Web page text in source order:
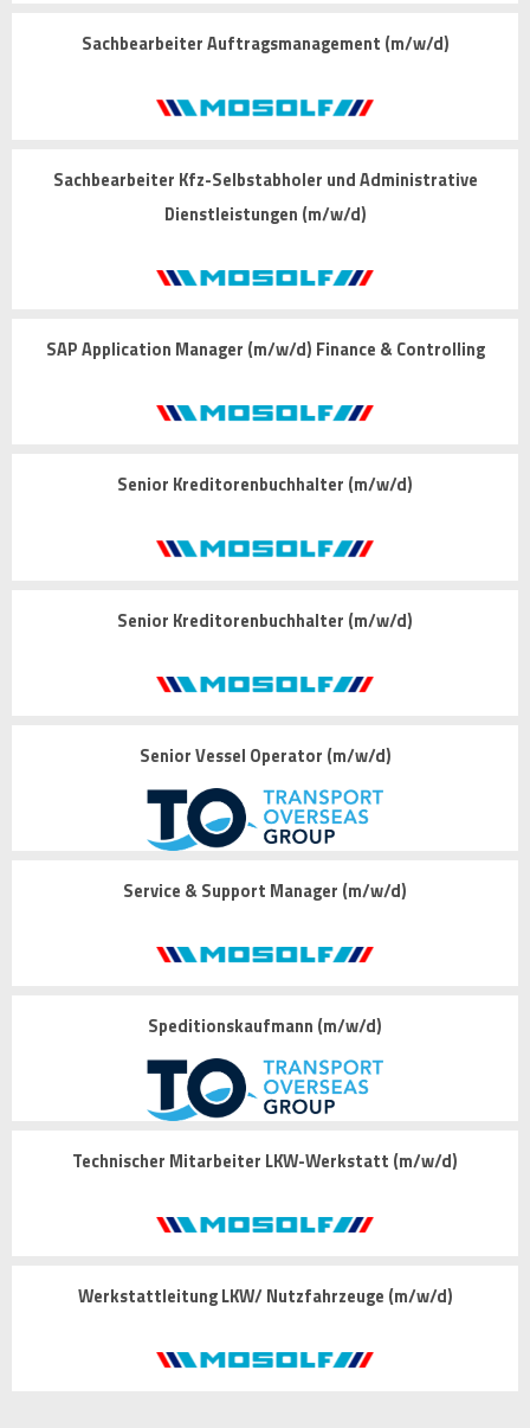
Sachbearbeiter Auftragsmanagement (m/w/d)
Sachbearbeiter Kfz-Selbstabholer und Administrative
Dienstleistungen (m/w/d)
SAP Application Manager (m/w/d) Finance & Controlling
Senior Kreditorenbuchhalter (m/w/d)
Senior Kreditorenbuchhalter (m/w/d)
Senior Vessel Operator (m/w/d)
Service & Support Manager (m/w/d)
Speditionskaufmann (m/w/d)
Technischer Mitarbeiter LKW-Werkstatt (m/w/d)
Werkstattleitung LKW/ Nutzfahrzeuge (m/w/d)